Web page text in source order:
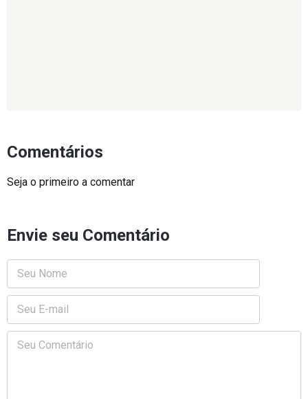
Comentários
Seja o primeiro a comentar
Envie seu Comentário